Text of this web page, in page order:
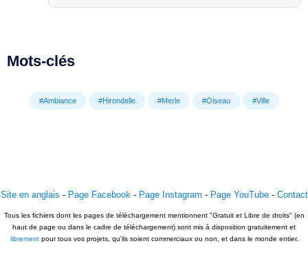
Mots-clés
#Ambiance #Hirondelle #Merle #Oiseau #Ville
Site en anglais - Page Facebook - Page Instagram - Page YouTube- Contact
Tous les fichiers dont les pages de téléchargement mentionnent "Gratuit et Libre de droits" (en
haut de page ou dans le cadre de téléchargement) sont mis à disposition gratuitement et
librementpour tous vos projets, qu'ils soient commerciaux ou non, et dans le monde entier.